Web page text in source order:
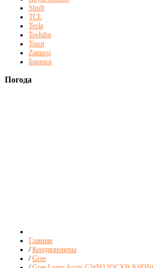
Shuft
TCL
Tesla
Toshiba
Tosot
Zanussi
Бирюса
Погода
Главная
/ Кондиционеры
/ Gree